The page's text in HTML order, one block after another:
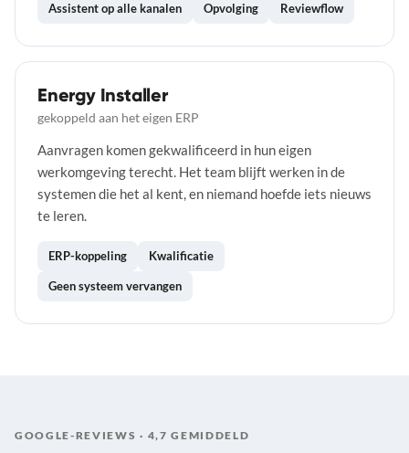
Assistent op alle kanalen Opvolging Reviewflow
Energy Installer
gekoppeld aan het eigen ERP
Aanvragen komen gekwalificeerd in hun eigen
werkomgeving terecht. Het team blijft werken in de
systemen die het al kent, en niemand hoefde iets nieuws
te leren.
ERP-koppeling Kwalificatie
Geen systeem vervangen
GOOGLE-REVIEWS · 4,7 GEMIDDELD